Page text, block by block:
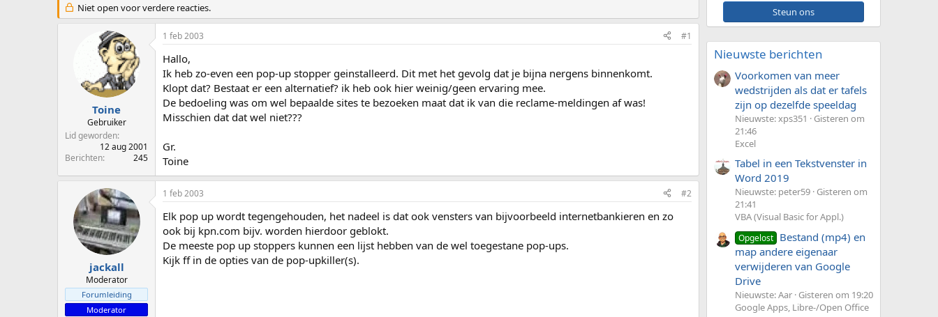
d
e
r
e
a
r
t
d
a
t
u
m
Niet open voor verdere reacties.
Toine
Gebruiker
Lid geworden
12 aug 2001
Berichten
245
1 feb 2003 #1
Hallo,
Ik heb zo-even een pop-up stopper geinstalleerd. Dit met het gevolg dat je bijna nergens binnenkomt.
Klopt dat? Bestaat er een alternatief? ik heb ook hier weinig/geen ervaring mee.
De bedoeling was om wel bepaalde sites te bezoeken maat dat ik van die reclame-meldingen af was!
Misschien dat dat wel niet???
Gr.
Toine
jackall
Moderator
Forumleiding
Moderator
1 feb 2003 #2
Elk pop up wordt tegengehouden, het nadeel is dat ook vensters van bijvoorbeeld internetbankieren en zo
ook bij kpn.com bijv. worden hierdoor geblokt.
De meeste pop up stoppers kunnen een lijst hebben van de wel toegestane pop-ups.
Kijk ff in de opties van de pop-upkiller(s).
Steun ons
Nieuwste berichten
Voorkomen van meer
wedstrijden als dat er tafels
zijn op dezelfde speeldag
Nieuwste: xps351
Gisteren om
21:46
Excel
Tabel in een Tekstvenster in
Word 2019
Nieuwste: peter59 Gisteren om
21:41
VBA (Visual Basic for Appl.)
Opgelost Bestand (mp4) en
map andere eigenaar
verwijderen van Google
Drive
Nieuwste: Aar Gisteren om 19:20
Google Apps, Libre-/Open Office